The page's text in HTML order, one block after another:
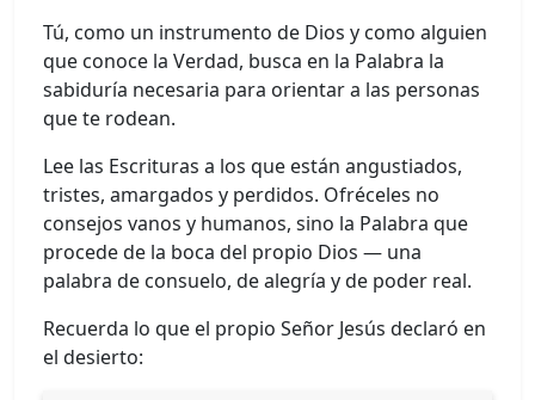
Tú, como un instrumento de Dios y como alguien
que conoce la Verdad, busca en la Palabra la
sabiduría necesaria para orientar a las personas
que te rodean.
Lee las Escrituras a los que están angustiados,
tristes, amargados y perdidos. Ofréceles no
consejos vanos y humanos, sino la Palabra que
procede de la boca del propio Dios — una
palabra de consuelo, de alegría y de poder real.
Recuerda lo que el propio Señor Jesús declaró en
el desierto: